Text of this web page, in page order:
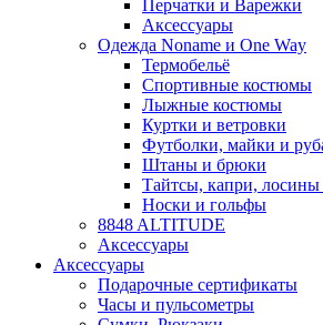
Перчатки и Варежки
Аксессуары
Одежда Noname и One Way
Термобельё
Спортивные костюмы
Лыжные костюмы
Куртки и ветровки
Футболки, майки и
Штаны и брюки
Тайтсы, капри,
Носки и гольфы
8848 ALTITUDE
Аксессуары
Аксессуары
Подарочные сертификаты
Часы и пульсометры